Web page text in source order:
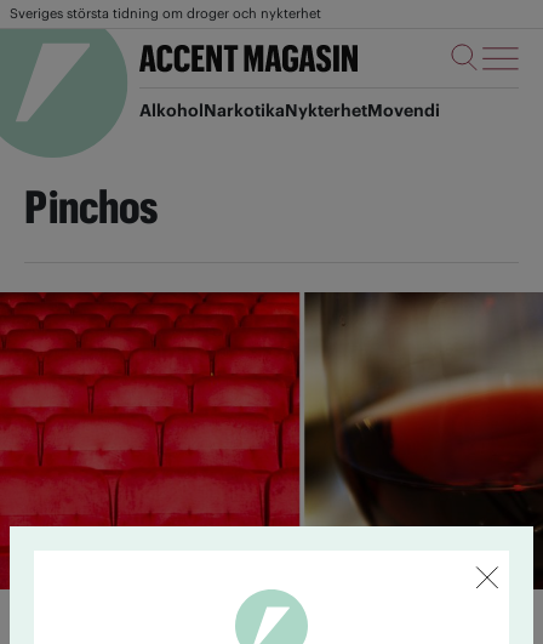
Sveriges största tidning om droger och nykterhet
AlkoholNarkotikaNykterhetMovendi
Pinchos
Vill servera vin på familjebio